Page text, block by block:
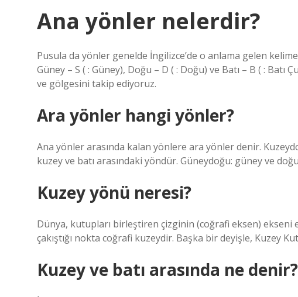
Ana yönler nelerdir?
Pusula da yönler genelde İngilizce’de o anlama gelen
Güney – S ( : Güney), Doğu – D ( : Doğu) ve Batı – B ( :
ve gölgesini takip ediyoruz.
Ara yönler hangi yönler?
Ana yönler arasında kalan yönlere ara yönler denir.
kuzey ve batı arasındaki yöndür. Güneydoğu: güney ve
Kuzey yönü neresi?
Dünya, kutupları birleştiren çizginin (coğrafi eksen) ekseni
çakıştığı nokta coğrafi kuzeydir. Başka bir deyişle, Kuzey
Kuzey ve batı arasında ne denir?